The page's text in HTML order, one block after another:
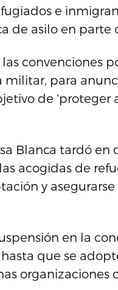
e
de asilo en parte
convenciones
para
de
Blanca tardó
acogidas de
y
en la
que se